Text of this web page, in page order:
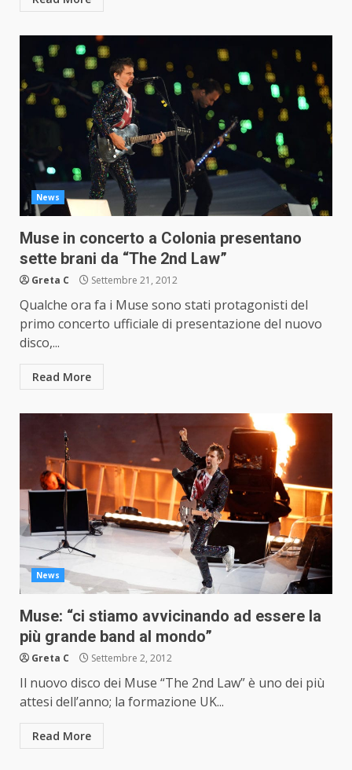
News
Muse in concerto a Colonia presentano
sette brani da “The 2nd Law”
Greta C Settembre 21, 2012
Qualche ora fa i Muse sono stati protagonisti del
primo concerto ufficiale di presentazione del nuovo
disco,...
Read More
News
Muse: “ci stiamo avvicinando ad essere la
più grande band al mondo”
Greta C Settembre 2, 2012
Il nuovo disco dei Muse “The 2nd Law” è uno dei più
attesi dell’anno; la formazione UK...
Read More